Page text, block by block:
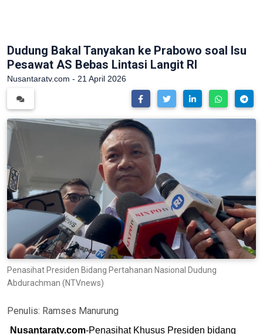
Dudung Bakal Tanyakan ke Prabowo soal Isu
Pesawat AS Bebas Lintasi Langit RI
Nusantaratv.com - 21 April 2026
Penasihat Presiden Bidang Pertahanan Nasional Dudung
Abdurachman (NTVnews)
Penulis: Ramses Manurung
Nusantaratv.com-Penasihat Khusus Presiden bidang